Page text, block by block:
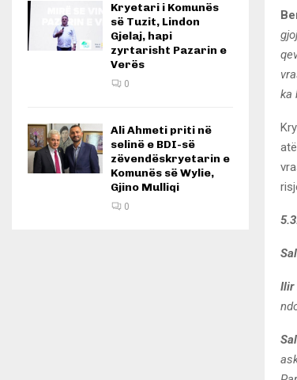
ka
Ilir
Kryetari i Komunës
së Tuzit, Lindon
Gjelaj, hapi
zyrtarisht Pazarin e
Verës
0
Ali Ahmeti priti në
selinë e BDI-së
zëvendëskryetarin e
Komunës së Wylie,
Gjino Mulliqi
0